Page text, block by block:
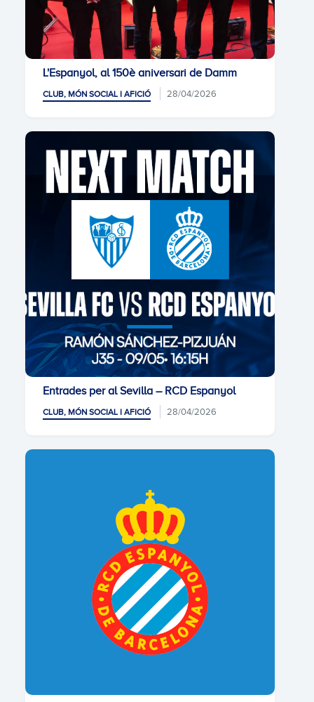
L'Espanyol, al 150è aniversari de Damm
CLUB, MÓN SOCIAL I AFICIÓ 28/04/2026
Entrades per al Sevilla – RCD Espanyol
CLUB, MÓN SOCIAL I AFICIÓ 28/04/2026